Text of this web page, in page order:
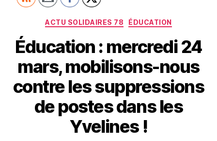
Catégories
ACTU SOLIDAIRES 78 ÉDUCATION
Éducation : mercredi 24
mars, mobilisons-nous
contre les suppressions
de postes dans les
Yvelines !